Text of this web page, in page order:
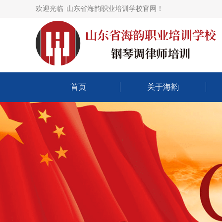
欢迎光临 山东省海韵职业培训学校官网！
首页 关于海韵